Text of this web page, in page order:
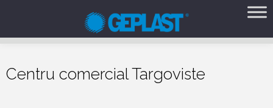
Centru comercial Targoviste